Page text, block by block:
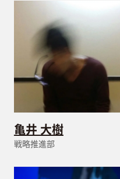
亀井 大樹
戦略推進部